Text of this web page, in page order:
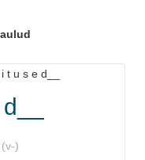
t u s e d__
)